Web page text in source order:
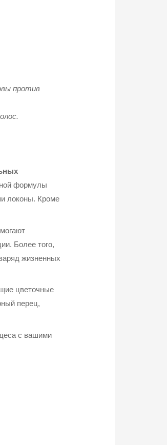
против
формулы
локоны. Кроме
Более того,
жизненных
цветочные
перец,
с вашими